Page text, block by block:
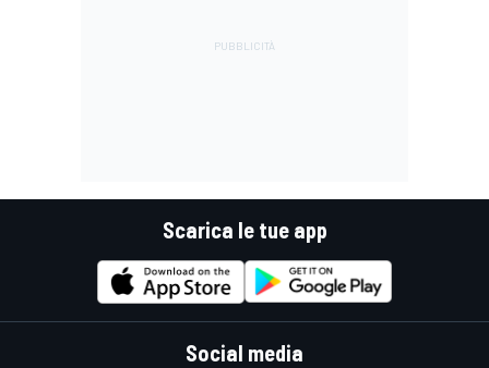
Scarica le tue app
Social media